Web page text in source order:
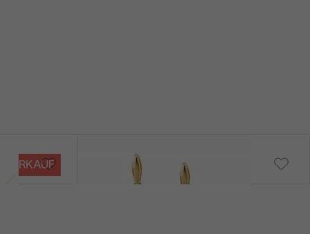
VERKAUF von € 839